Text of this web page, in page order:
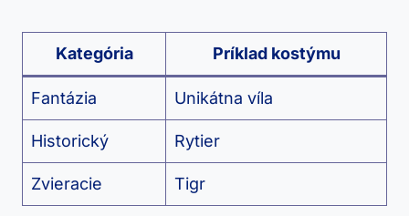
Kategória Príklad kostýmu
Fantázia Unikátna víla
Historický Rytier
Zvieracie Tigr